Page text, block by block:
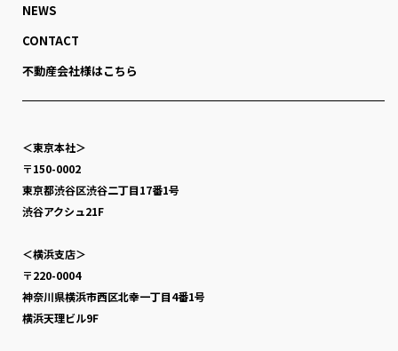
NEWS
CONTACT
不動産会社様はこちら
＜東京本社＞
〒150-0002
東京都渋谷区渋谷二丁目17番1号
渋谷アクシュ21F
＜横浜支店＞
〒220-0004
神奈川県横浜市西区北幸一丁目4番1号
横浜天理ビル9F